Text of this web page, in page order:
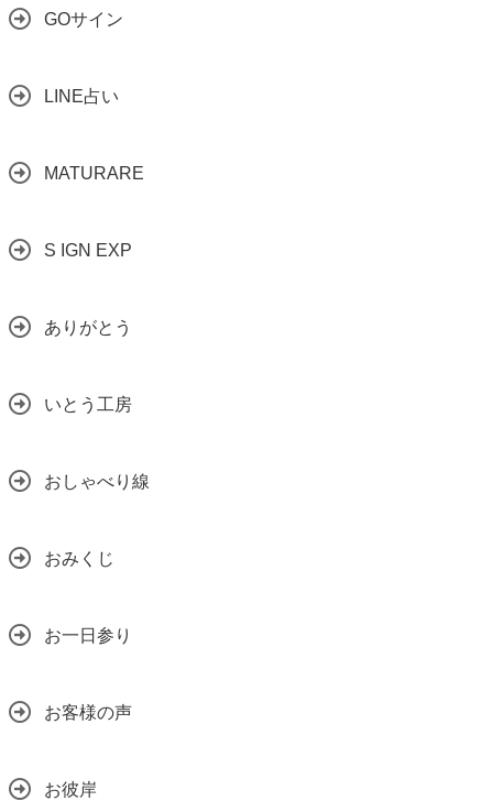
GOサイン
LINE占い
MATURARE
S IGN EXP
ありがとう
いとう工房
おしゃべり線
おみくじ
お一日参り
お客様の声
お彼岸